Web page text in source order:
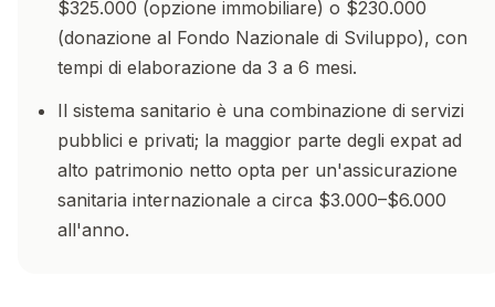
$325.000 (opzione immobiliare) o $230.000
(donazione al Fondo Nazionale di Sviluppo), con
tempi di elaborazione da 3 a 6 mesi.
Il sistema sanitario è una combinazione di servizi
pubblici e privati; la maggior parte degli expat ad
alto patrimonio netto opta per un'assicurazione
sanitaria internazionale a circa $3.000–$6.000
all'anno.